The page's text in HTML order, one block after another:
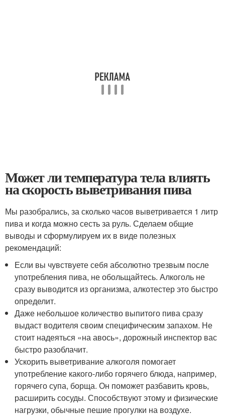
Может ли температура тела влиять
на скорость выветривания пива
Мы разобрались, за сколько часов выветривается 1 литр
пива и когда можно сесть за руль. Сделаем общие
выводы и сформулируем их в виде полезных
рекомендаций:
Если вы чувствуете себя абсолютно трезвым после
употребления пива, не обольщайтесь. Алкоголь не
сразу выводится из организма, алкотестер это быстро
определит.
Даже небольшое количество выпитого пива сразу
выдаст водителя своим специфическим запахом. Не
стоит надеяться «на авось», дорожный инспектор вас
быстро разоблачит.
Ускорить выветривание алкоголя помогает
употребление какого-либо горячего блюда, например,
горячего супа, борща. Он поможет разбавить кровь,
расширить сосуды. Способствуют этому и физические
нагрузки, обычные пешие прогулки на воздухе.